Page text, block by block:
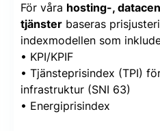
För våra hosting-,
tjänster baseras
indexmodellen som
• KPI/KPIF
• Tjänsteprisindex (TPI)
infrastruktur (SNI 63)
• Energiprisindex